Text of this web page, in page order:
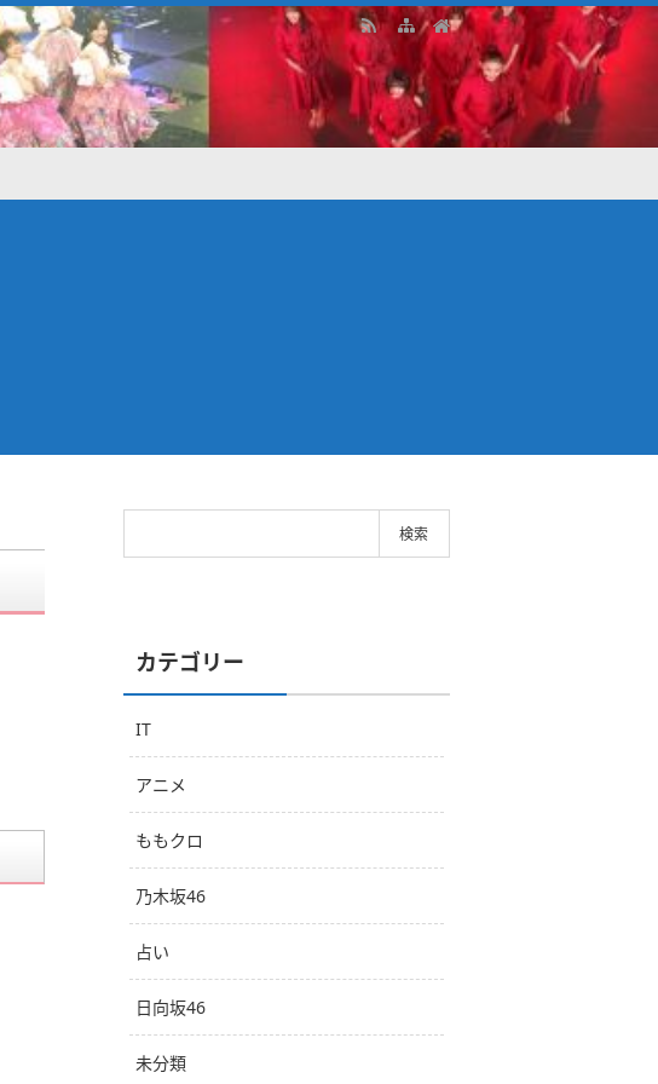
カテゴリー
IT
アニメ
ももクロ
乃木坂46
占い
日向坂46
未分類